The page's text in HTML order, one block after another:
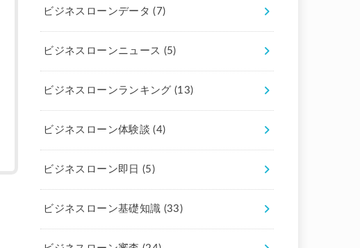
ビジネスローンデータ(7)
ビジネスローンニュース (5)
ビジネスローンランキング(13)
ビジネスローン体験談(4)
ビジネスローン即日 (5)
ビジネスローン基礎知識 (33)